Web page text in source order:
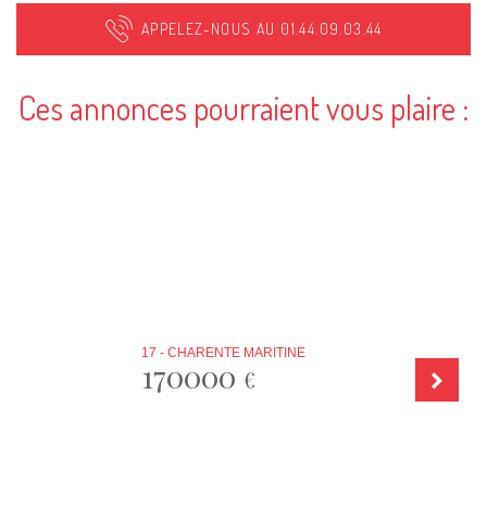
APPELEZ-NOUS AU 01.44.09.03.44
Ces annonces pourraient vous plaire :
17 - CHARENTE MARITINE
170000 €